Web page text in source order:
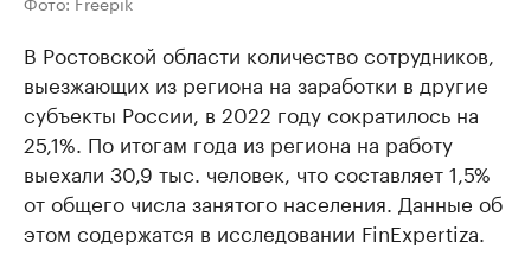
В Ростовской области количество сотрудников,
выезжающих из региона на заработки в другие
субъекты России, в 2022 году сократилось на
25,1%. По итогам года из региона на работу
выехали 30,9 тыс. человек, что составляет 1,5%
от общего числа занятого населения. Данные об
этом содержатся в исследовании FinExpertiza.